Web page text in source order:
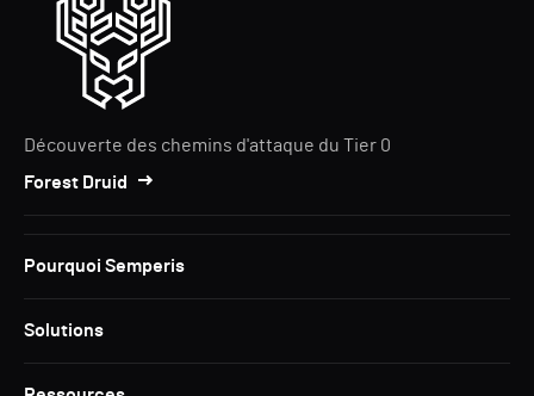
Découverte des chemins d'attaque du Tier 0
Forest Druid
Pourquoi Semperis
Solutions